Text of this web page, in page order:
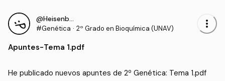
@Heisenberg4
#Genética · 2º Grado en Bioquímica (UNAV) more_vert
Apuntes-Tema 1.pdf
He publicado nuevos apuntes de 2º Genética: Tema 1.pdf